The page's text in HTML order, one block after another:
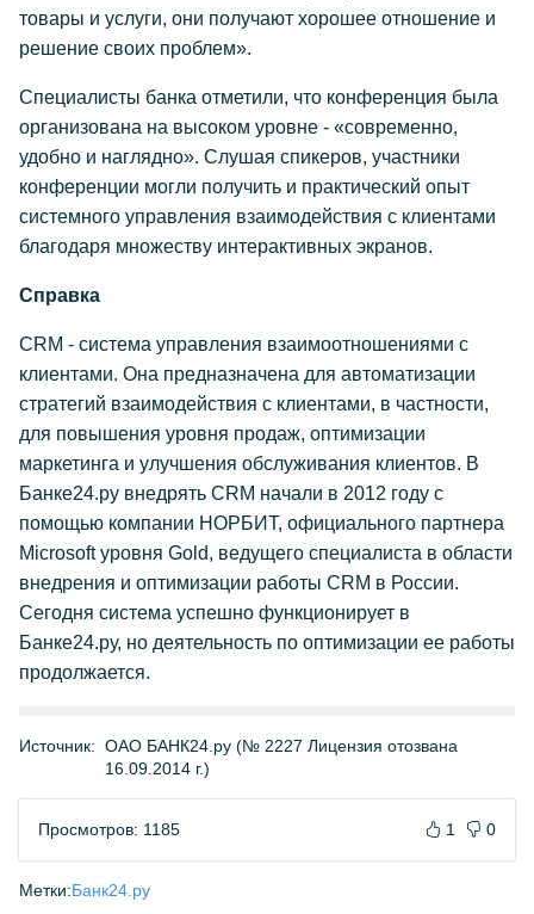
товары и услуги, они получают хорошее отношение и
решение своих проблем».
Специалисты банка отметили, что конференция была
организована на высоком уровне - «современно,
удобно и наглядно». Слушая спикеров, участники
конференции могли получить и практический опыт
системного управления взаимодействия с клиентами
благодаря множеству интерактивных экранов.
Справка
СRM - система управления взаимоотношениями с
клиентами. Она предназначена для автоматизации
стратегий взаимодействия с клиентами, в частности,
для повышения уровня продаж, оптимизации
маркетинга и улучшения обслуживания клиентов. В
Банке24.ру внедрять CRM начали в 2012 году с
помощью компании НОРБИТ, официального партнера
Microsoft уровня Gold, ведущего специалиста в области
внедрения и оптимизации работы CRM в России.
Сегодня система успешно функционирует в
Банке24.ру, но деятельность по оптимизации ее работы
продолжается.
Источник: ОАО БАНК24.ру (№ 2227 Лицензия отозвана
16.09.2014 г.)
Просмотров: 1185 1 0
Метки:Банк24.ру